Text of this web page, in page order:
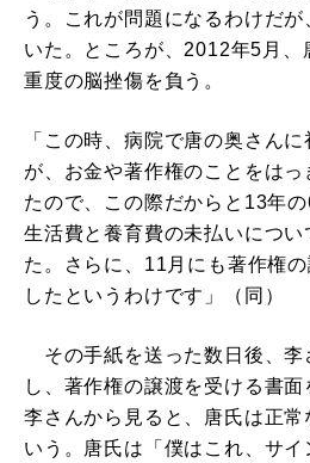
う。これが問題になるわけだ
いた。ところが、2012年5月、
重度の脳挫傷を負う。
「この時、病院で唐の奥さん
が、お金や著作権のことをは
たので、この際だからと13年
生活費と養育費の未払いについ
た。さらに、11月にも著作権
したというわけです」（同）
その手紙を送った数日後、李
し、著作権の譲渡を受ける書面
李さんから見ると、唐氏は正常
いう。唐氏は「僕はこれ、サ